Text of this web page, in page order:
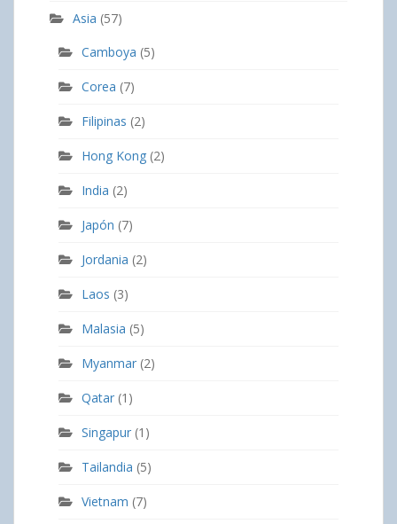
Asia (57)
Camboya (5)
Corea (7)
Filipinas (2)
Hong Kong (2)
India (2)
Japón (7)
Jordania (2)
Laos (3)
Malasia (5)
Myanmar (2)
Qatar (1)
Singapur (1)
Tailandia (5)
Vietnam (7)